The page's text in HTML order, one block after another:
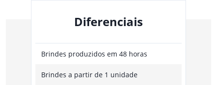
Diferenciais
Brindes produzidos em 48 horas
Brindes a partir de 1 unidade